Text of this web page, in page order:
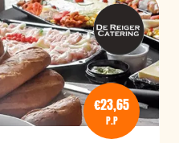
€23,65
P.P